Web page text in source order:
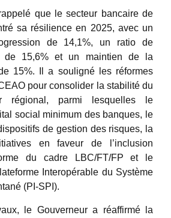
que le secteur bancaire de
sa résilience en 2025, avec un
de 14,1%, un ratio de
de 15,6% et un maintien de la
15%. Il a souligné les réformes
pour consolider la stabilité du
régional, parmi lesquelles le
social minimum des banques, le
de gestion des risques, la
en faveur de l’inclusion
du cadre LBC/FT/FP et le
Interopérable du Système
(PI-SPI).
le Gouverneur a réaffirmé la